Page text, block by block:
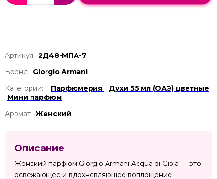
Артикул: 2Д48-МПА-7
Бренд: Giorgio Armani
Категории:
Парфюмерия
Духи 55 мл (ОАЭ) цветные
Мини парфюм
Аромат: Женский
Описание
Женский парфюм Giorgio Armani Acqua di Gioia — это
освежающее и вдохновляющее воплощение